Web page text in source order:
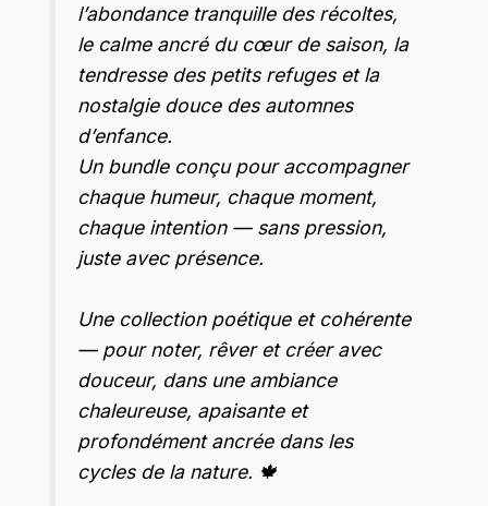
l’abondance tranquille des récoltes,
le calme ancré du cœur de saison, la
tendresse des petits refuges et la
nostalgie douce des automnes
d’enfance.
Un bundle conçu pour accompagner
chaque humeur, chaque moment,
chaque intention — sans pression,
juste avec présence.
Une collection poétique et cohérente
— pour noter, rêver et créer avec
douceur, dans une ambiance
chaleureuse, apaisante et
profondément ancrée dans les
cycles de la nature. 🍁